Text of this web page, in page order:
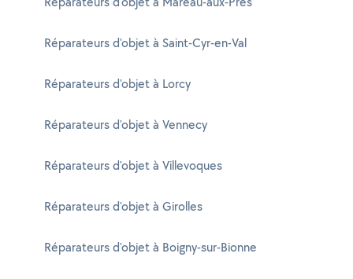
Réparateurs d'objet à Saint-Cyr-en-Val
Réparateurs d'objet à Lorcy
Réparateurs d'objet à Vennecy
Réparateurs d'objet à Villevoques
Réparateurs d'objet à Girolles
Réparateurs d'objet à Boigny-sur-Bionne